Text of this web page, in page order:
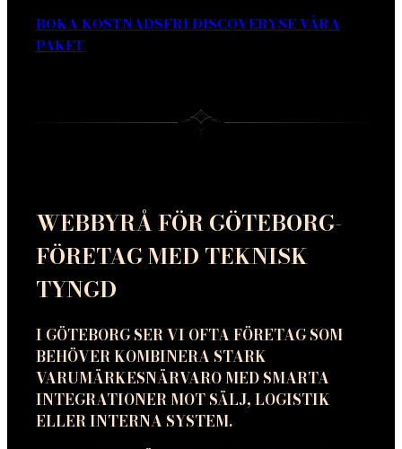
BOKA KOSTNADSFRI DISCOVERYSE VÅRA
PAKET
WEBBYRÅ FÖR GÖTEBORG-
FÖRETAG MED TEKNISK
TYNGD
I GÖTEBORG SER VI OFTA FÖRETAG SOM
BEHÖVER KOMBINERA STARK
VARUMÄRKESNÄRVARO MED SMARTA
INTEGRATIONER MOT SÄLJ, LOGISTIK
ELLER INTERNA SYSTEM.